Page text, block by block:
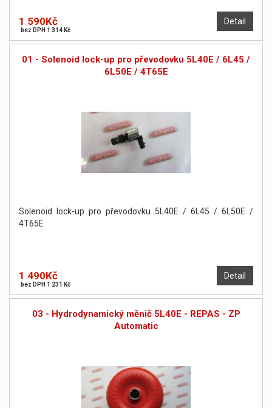
Detail
1 590Kč
bez DPH 1 314 Kč
01 - Solenoid lock-up pro převodovku 5L40E / 6L45 /
6L50E / 4T65E
Solenoid lock-up pro převodovku 5L40E / 6L45 / 6L50E /
4T65E
Detail
1 490Kč
bez DPH 1 231 Kč
03 - Hydrodynamický měnič 5L40E - REPAS - ZP
Automatic